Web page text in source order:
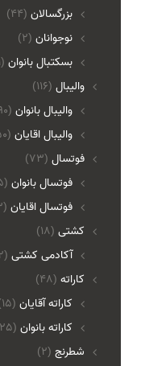
بزرگسالان (44)
نوجوانان (2)
بسکتبال بانوان (21)
(116) والیبال
واليبال بانوان (90)
واليبال اقايان (150)
(73) فوتسال
فوتسال بانوان (105)
فوتسال اقايان (3)
(18) کشتی
آکادمی کشتی (12)
(48) کاراته
کاراته آقایان (15)
کاراته بانوان (25)
(2) شطرنج